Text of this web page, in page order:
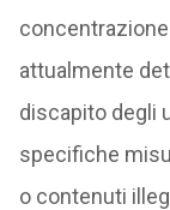
attualmente
discapito degli
specifiche
o contenuti